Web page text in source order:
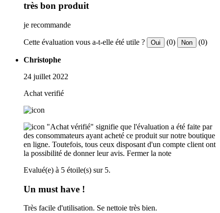
très bon produit
je recommande
Cette évaluation vous a-t-elle été utile ? Oui (0) Non (0)
Christophe
24 juillet 2022
Achat verifié
"Achat vérifié" signifie que l'évaluation a été faite par
des consommateurs ayant acheté ce produit sur notre boutique
en ligne. Toutefois, tous ceux disposant d'un compte client ont
la possibilité de donner leur avis. Fermer la note
Evalué(e) à 5 étoile(s) sur 5.
Un must have !
Très facile d'utilisation. Se nettoie très bien.